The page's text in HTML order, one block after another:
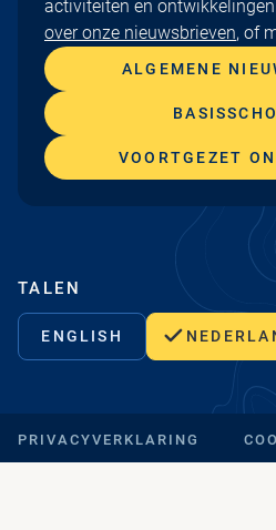
activiteiten en
over onze nieuwsbrieven, of
ALGEMENE
VOORTGEZET
TALEN
ENGLISH
PRIVACYVERKLARING